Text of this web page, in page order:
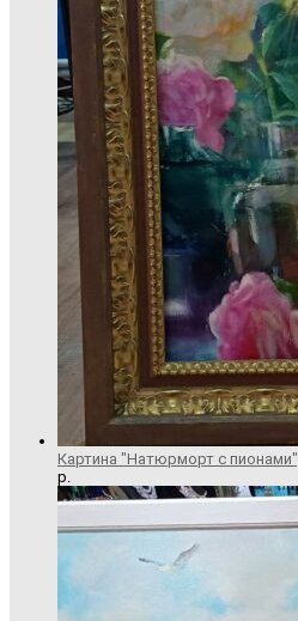
Картина "Натюрморт с
р.